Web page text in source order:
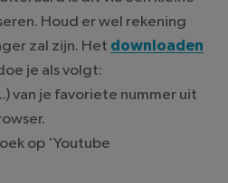
Houd er wel rekening
zal zijn. Het downloaden
je als volgt:
van je favoriete nummer uit
op 'Youtube